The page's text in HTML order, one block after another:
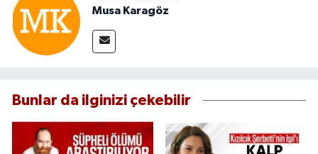
Musa Karagöz
Bunlar da ilginizi çekebilir